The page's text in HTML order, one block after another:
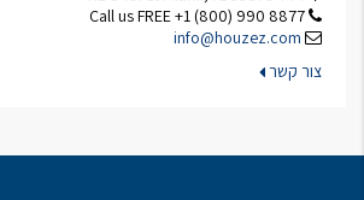
info@houzez.com
צור קשר